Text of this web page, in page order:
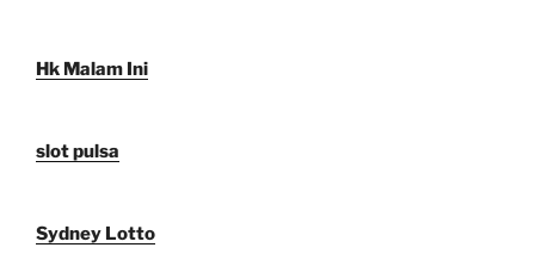
Hk Malam Ini
slot pulsa
Sydney Lotto